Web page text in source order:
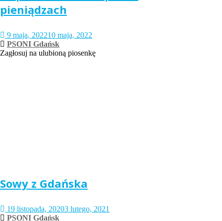
pieniądzach
9 maja, 202210 maja, 2022
PSONI Gdańsk
Zagłosuj na ulubioną piosenkę
Sowy z Gdańska
19 listopada, 20203 lutego, 2021
PSONI Gdańsk